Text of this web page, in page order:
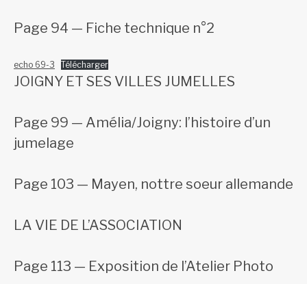
Page 94 — Fiche technique n°2
echo 69-3 Télécharger
JOIGNY ET SES VILLES JUMELLES
Page 99 — Amélia/Joigny: l’histoire d’un
jumelage
Page 103 — Mayen, nottre soeur allemande
LA VIE DE L’ASSOCIATION
Page 113 — Exposition de l’Atelier Photo